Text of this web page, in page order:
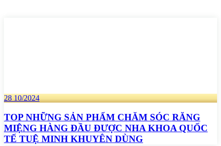
28 10/2024
TOP NHỮNG SẢN PHẨM CHĂM SÓC RĂNG
MIỆNG HÀNG ĐẦU ĐƯỢC NHA KHOA QUỐC
TẾ TUỆ MINH KHUYÊN DÙNG